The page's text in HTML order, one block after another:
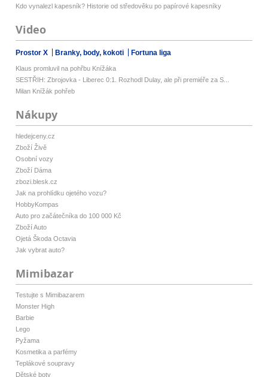
Kdo vynalezl kapesník? Historie od středověku po papírové kapesníky
Video
Prostor X Branky, body, kokoti Fortuna liga
Klaus promluvil na pohřbu Knížáka
SESTŘIH: Zbrojovka - Liberec 0:1. Rozhodl Dulay, ale při premiéře za S...
Milan Knížák pohřeb
Nákupy
hledejceny.cz
Zboží Živě
Osobní vozy
Zboží Dáma
zbozi.blesk.cz
Jak na prohlídku ojetého vozu?
HobbyKompas
Auto pro začátečníka do 100 000 Kč
Zboží Auto
Ojetá Škoda Octavia
Jak vybrat auto?
Mimibazar
Testujte s Mimibazarem
Monster High
Barbie
Lego
Pyžama
Kosmetika a parfémy
Teplákové soupravy
Dětské boty